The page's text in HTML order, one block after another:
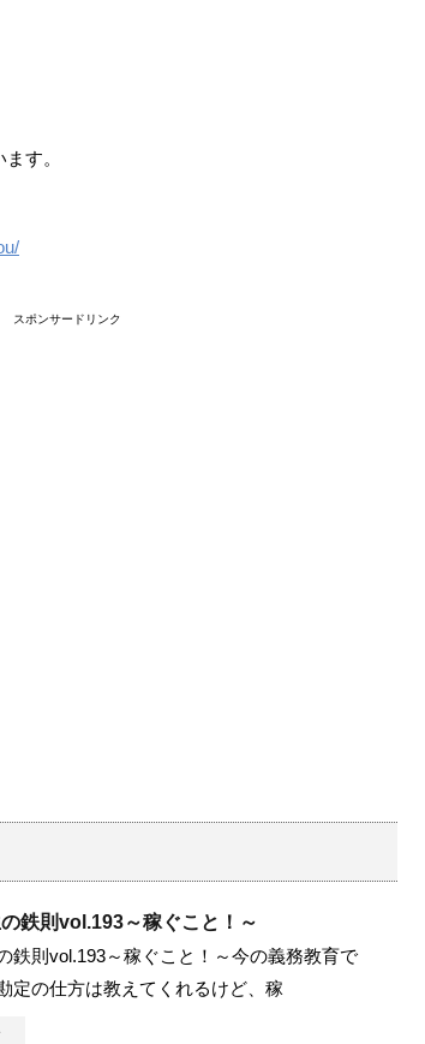
す。
スポンサードリンク
鉄則vol.193～稼ぐこと！～
鉄則vol.193～稼ぐこと！～今の義務教育で
定の仕方は教えてくれるけど、稼